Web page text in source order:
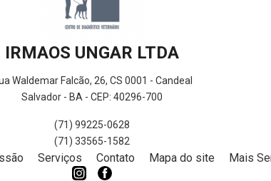
IRMAOS UNGAR LTDA
Waldemar Falcão, 26, CS 0001 - Candeal
Salvador - BA - CEP: 40296-700
(71) 99225-0628
(71) 33565-1582
Serviços Contato Mapa do site Mais